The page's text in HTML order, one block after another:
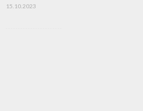
15.10.2023